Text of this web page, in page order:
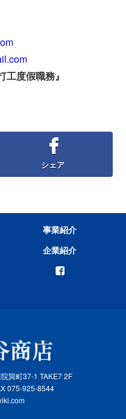
度假職務』
シェア
事業紹介
企業紹介
巽町37-1 TAKE7 2F
075-925-8544